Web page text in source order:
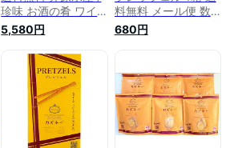
珍味 お酒の肴 ワイ
ンに合う おつまみ
くんせい 数の子 チ
ーズ 北海道発燻製
パリポリ食感 おすす
め おいしい 井原水
産 お取り寄せ 物産
展 ギフト 北海道チ
ーズ 国産チーズ 日
本チーズ
5,580円
料無料 メール便 数
の子 チーズ
680円